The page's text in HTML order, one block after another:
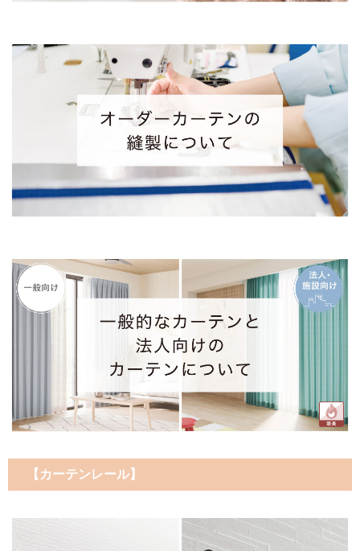
【カーテンレール】